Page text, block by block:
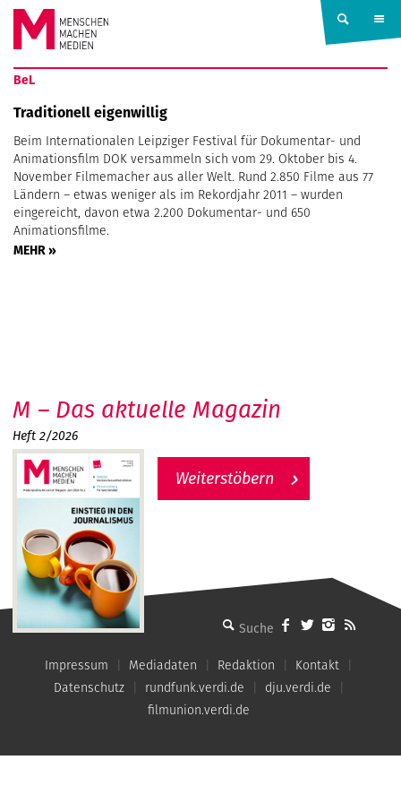
Springe zum Inhalt
MENSCHEN
MACHEN
MEDIEN
BeL
Traditionell eigenwillig
Beim Internationalen Leipziger Festival für Dokumentar- und
Animationsfilm DOK versammeln sich vom 29. Oktober bis 4.
November Filmemacher aus aller Welt. Rund 2.850 Filme aus 77
Ländern – etwas weniger als im Rekordjahr 2011 – wurden
eingereicht, davon etwa 2.200 Dokumentar- und 650
Animationsfilme.
MEHR »
MMM - Menschen machen Medien
M – Das aktuelle Magazin
Heft 2/2026
Weiterstöbern
Impressum Mediadaten Redaktion
Kontakt
Datenschutz
rundfunk.verdi.de
dju.verdi.de
filmunion.verdi.de